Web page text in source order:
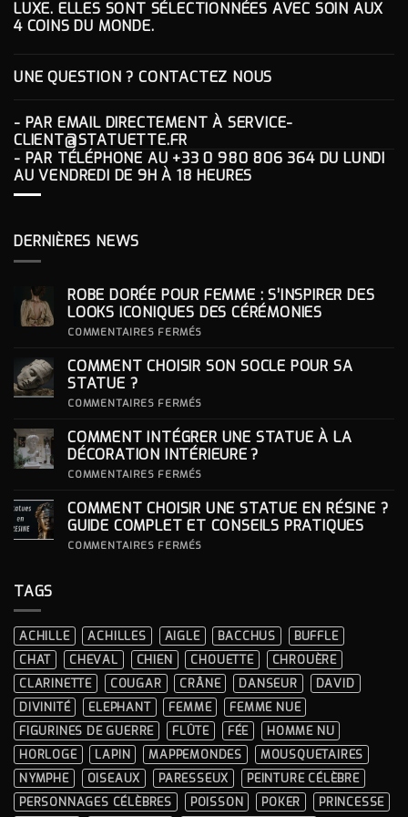
LUXE. ELLES SONT SÉLECTIONNÉES AVEC SOIN AUX
4 COINS DU MONDE.
UNE QUESTION ? CONTACTEZ NOUS
- PAR EMAIL DIRECTEMENT À SERVICE-
CLIENT@STATUETTE.FR
- PAR TÉLÉPHONE AU +33 0 980 806 364DU LUNDI
AU VENDREDI DE 9H À 18 HEURES
DERNIÈRES NEWS
ROBE DORÉE POUR FEMME : S’INSPIRER DES
LOOKS ICONIQUES DES CÉRÉMONIES
COMMENTAIRES FERMÉS
POUR
ICONIQUES
DES
CÉRÉMONIES
COMMENT CHOISIR SON SOCLE POUR SA
STATUE ?
COMMENTAIRES FERMÉS
SON
SOCLE
POUR
COMMENT INTÉGRER UNE STATUE À LA
DÉCORATION INTÉRIEURE ?
COMMENTAIRES FERMÉS
UNE
STATUE
À
COMMENT CHOISIR UNE STATUE EN RÉSINE ?
GUIDE COMPLET ET CONSEILS PRATIQUES
COMMENTAIRES FERMÉS
?
GUIDE
COMPLET
ET
CONSEILS
PRATIQUES
TAGS
ACHILLE ACHILLES AIGLE BACCHUS
BUFFLE
CHAT
CHEVAL CHIEN CHOUETTE
CHROUÈRE
CLARINETTE
COUGAR CRÂNE DANSEUR
DAVID
DIVINITÉ
ELEPHANT FEMME
FEMME NUE
FIGURINES DE GUERRE
FLÛTE FÉE
HOMME NU
HORLOGE
LAPIN MAPPEMONDES
MOUSQUETAIRES
NYMPHE
OISEAUX PARESSEUX
PEINTURE CÉLÈBRE
PERSONNAGES CÉLÈBRES
POISSON POKER PRINCESSE